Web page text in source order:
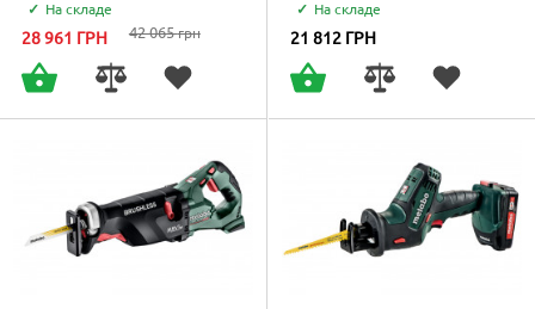
На складе
28 961 ГРН 42 065грн
На складе
21 812 ГРН